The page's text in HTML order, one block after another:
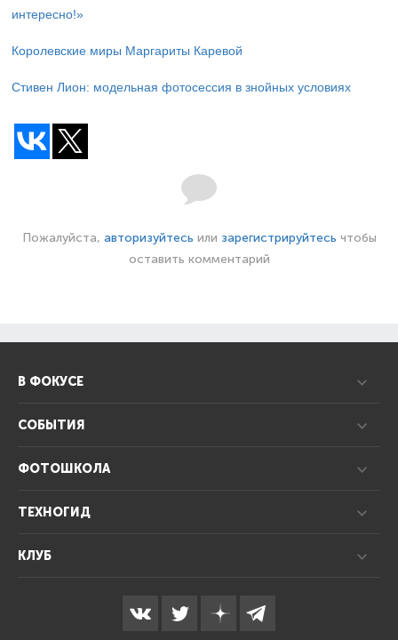
интересно!»
Королевские миры Маргариты Каревой
Стивен Лион: модельная фотосессия в знойных условиях
Пожалуйста, авторизуйтесь или зарегистрируйтесь чтобы
оставить комментарий
В ФОКУСЕ
СОБЫТИЯ
ФОТОШКОЛА
ТЕХНОГИД
КЛУБ